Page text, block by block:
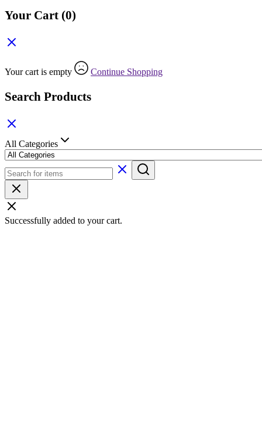
Your Cart (0)
Your cart is empty Continue Shopping
Search Products
All Categories
Successfully added to your cart.